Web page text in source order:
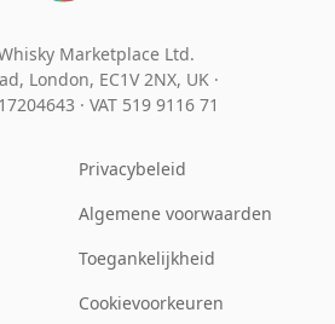
Marketplace Ltd.
London, EC1V 2NX, UK ·
· VAT 519 9116 71
Privacybeleid
Algemene voorwaarden
Toegankelijkheid
Cookievoorkeuren